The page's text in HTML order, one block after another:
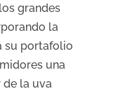
grandes
la
su portafolio
una
de la uva